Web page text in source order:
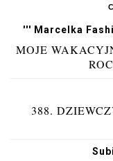
''' Marcelka
MOJE
388.